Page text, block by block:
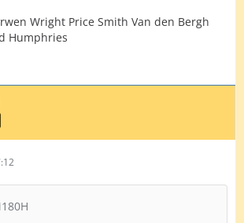
Wright Price Smith Van den Bergh
Humphries